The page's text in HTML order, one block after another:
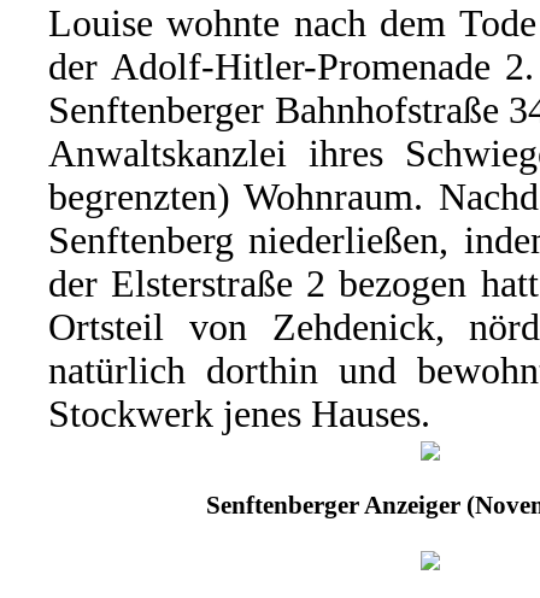
Louise wohnte nach dem
der Adolf-Hitler-Promenade
Senftenberger Bahnhofstraße
Anwaltskanzlei ihres
begrenzten) Wohnraum.
Senftenberg niederließen,
der Elsterstraße 2 bezogen
Ortsteil von Zehdenick,
natürlich dorthin und
Stockwerk jenes Hauses.
Senftenberger Anzeiger